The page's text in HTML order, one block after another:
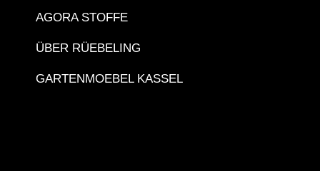
AGORA STOFFE
ÜBER RÜEBELING
GARTENMOEBEL KASSEL